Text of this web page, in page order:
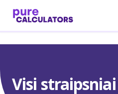
Visi straipsniai